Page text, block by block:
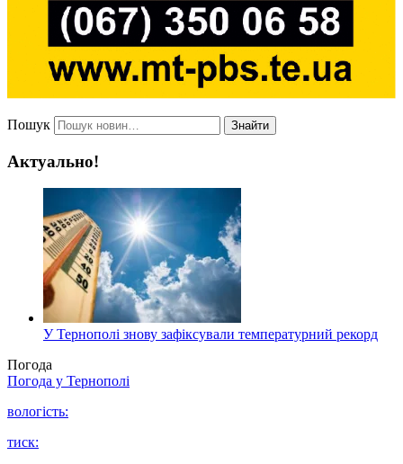
Пошук Знайти
Актуально!
У Тернополі знову зафіксували температурний рекорд
Погода
Погода у Тернополі
вологість:
тиск: